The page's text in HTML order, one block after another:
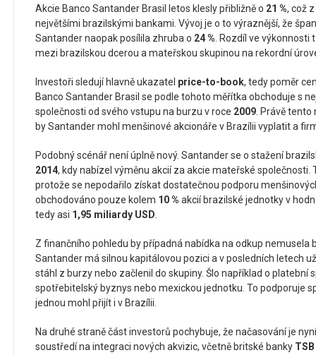
Akcie Banco Santander Brasil letos klesly přibližně o 21 %, což
největšími brazilskými bankami. Vývoj je o to výraznější, že
Santander naopak posílila zhruba o 24 %. Rozdíl ve výkonnosti
mezi brazilskou dcerou a mateřskou skupinou na rekordní
Investoři sledují hlavně ukazatel price-to-book, tedy poměr
Banco Santander Brasil se podle tohoto měřítka obchoduje s
společnosti od svého vstupu na burzu v roce 2009. Právě
by Santander mohl menšinové akcionáře v Brazílii vyplatit a
Podobný scénář není úplně nový. Santander se o stažení
2014, kdy nabízel výměnu akcií za akcie mateřské společnosti.
protože se nepodařilo získat dostatečnou podporu
obchodováno pouze kolem 10 % akcií brazilské jednotky v
tedy asi 1,95 miliardy USD.
Z finančního pohledu by případná nabídka na odkup nemusela
Santander má silnou kapitálovou pozici a v posledních letech
stáhl z burzy nebo začlenil do skupiny. Šlo například o platební
spotřebitelský byznys nebo mexickou jednotku. To podporuje
jednou mohl přijít i v Brazílii.
Na druhé straně část investorů pochybuje, že načasování je
soustředí na integraci nových akvizic, včetně britské banky TSB